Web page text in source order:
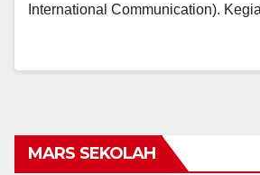
International Communication).
MARS SEKOLAH